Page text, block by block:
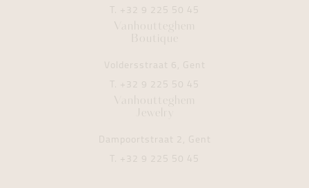
T. +32 9 225 50 45
Vanhoutteghem
Boutique
Voldersstraat 6, Gent
T. +32 9 225 50 45
Vanhoutteghem
Jewelry
Dampoortstraat 2, Gent
T. +32 9 225 50 45